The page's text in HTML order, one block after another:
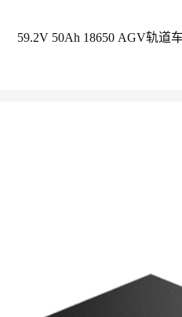
59.2V 50Ah 18650 AGV轨道